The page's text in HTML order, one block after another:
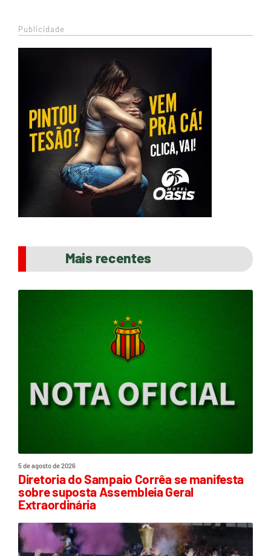
Publicidade
Mais recentes
5 de agosto de 2026
Diretoria do Sampaio Corrêa se manifesta
sobre suposta Assembleia Geral
Extraordinária